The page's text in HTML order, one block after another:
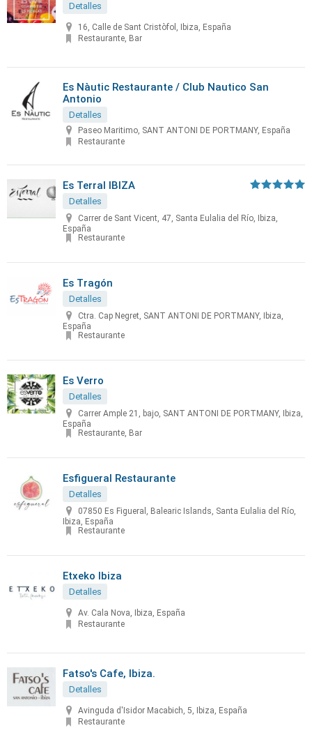
Detalles
16, Calle de Sant Cristòfol, Ibiza, España
Restaurante, Bar
Es Nàutic Restaurante / Club Nautico San
Antonio
Detalles
Paseo Maritimo, SANT ANTONI DE PORTMANY, España
Restaurante
Es Terral IBIZA
Detalles
Carrer de Sant Vicent, 47, Santa Eulalia del Río, Ibiza,
España
Restaurante
Es Tragón
Detalles
Ctra. Cap Negret, SANT ANTONI DE PORTMANY, Ibiza,
España
Restaurante
Es Verro
Detalles
Carrer Ample 21, bajo, SANT ANTONI DE PORTMANY, Ibiza,
España
Restaurante, Bar
Esfigueral Restaurante
Detalles
07850 Es Figueral, Balearic Islands, Santa Eulalia del Río,
Ibiza, España
Restaurante
Etxeko Ibiza
Detalles
Av. Cala Nova, Ibiza, España
Restaurante
Fatso's Cafe, Ibiza.
Detalles
Avinguda d'Isidor Macabich, 5, Ibiza, España
Restaurante